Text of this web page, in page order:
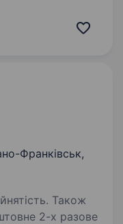
вільній
Франківськ,
Також